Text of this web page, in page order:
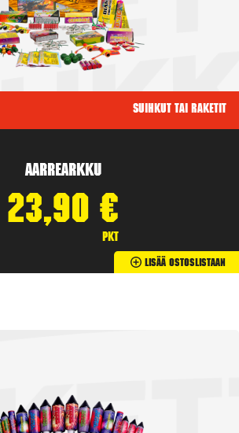
Suihkut tai raketit
Aarrearkku
23,90 €
pkt
Lisää Ostoslistaan